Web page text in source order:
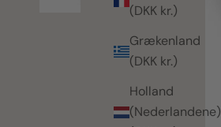
(DKK kr.)
Grækenland
(DKK kr.)
Holland
(Nederlandene)